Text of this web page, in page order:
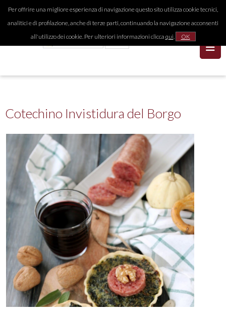
Per offrire una migliore esperienza di navigazione questo sito utilizza cookie tecnici,
analitici e di profilazione, anche di terze parti, continuando la navigazione acconsenti
all'utilizzo dei cookie. Per ulteriori informazioni clicca qui. OK
Cotechino Invistidura del Borgo